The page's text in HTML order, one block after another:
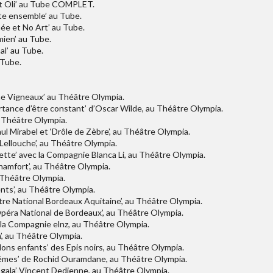
au Tube COMPLET.
ensemble’ au Tube.
et No Art’ au Tube.
au Tube.
au Tube.
Vigneaux’ au Théâtre Olympia.
d’être constant’ d’Oscar Wilde, au Théâtre Olympia.
Théâtre Olympia.
Mirabel et ‘Drôle de Zèbre’, au Théâtre Olympia.
au Théâtre Olympia.
avec la Compagnie Blanca Li, au Théâtre Olympia.
au Théâtre Olympia.
Olympia.
au Théâtre Olympia.
National Bordeaux Aquitaine’, au Théâtre Olympia.
National de Bordeaux’, au Théâtre Olympia.
Compagnie elnz, au Théâtre Olympia.
au Théâtre Olympia.
enfants’ des Epis noirs, au Théâtre Olympia.
de Rochid Ouramdane, au Théâtre Olympia.
Vincent Dedienne, au Théâtre Olympia.